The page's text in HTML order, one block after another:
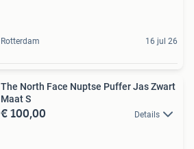
Rotterdam 16 jul 26
The North Face Nuptse Puffer Jas Zwart
Maat S
€ 100,00 Details